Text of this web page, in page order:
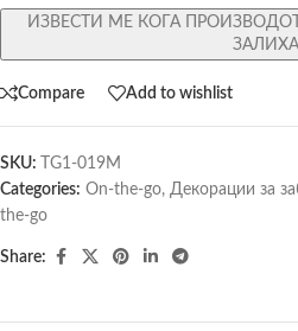
ИЗВЕСТИ МЕ КОГА
ЗАЛИХА
Compare Add to wishlist
SKU:
TG1-019M
Categories: On-the-go, Декорации за
the-go
Share: